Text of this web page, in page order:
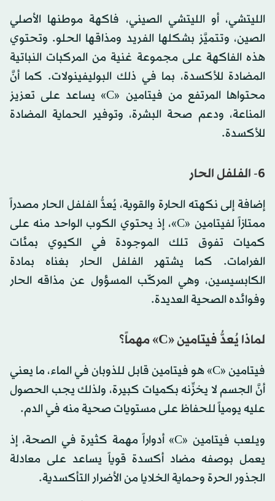
الليتشي، أو الليتشي الصيني، فاكهة موطنها الأصلي
الصين، وتتميَّز بشكلها الفريد ومذاقها الحلو. وتحتوي
هذه الفاكهة على مجموعة غنية من المركبات النباتية
المضادة للأكسدة، بما في ذلك البوليفينولات. كما أنَّ
محتواها المرتفع من فيتامين «C» يساعد على تعزيز
المناعة، ودعم صحة البشرة، وتوفير الحماية المضادة
للأكسدة.
6- الفلفل الحار
إضافة إلى نكهته الحارة والقوية، يُعدُّ الفلفل الحار مصدراً
ممتازاً لفيتامين «C»، إذ يحتوي الكوب الواحد منه على
كميات تفوق تلك الموجودة في الكيوي بمئات
الغرامات. كما يشتهر الفلفل الحار بغناه بمادة
الكابسيسين، وهي المركّب المسؤول عن مذاقه الحار
وفوائده الصحية العديدة.
لماذا يُعدُّ فيتامين «C» مهماً؟
فيتامين «C» هو فيتامين قابل للذوبان في الماء، ما يعني
أنَّ الجسم لا يخزِّنه بكميات كبيرة، ولذلك يجب الحصول
عليه يومياً للحفاظ على مستويات صحية منه في الدم.
ويلعب فيتامين «C» أدواراً مهمة كثيرة في الصحة، إذ
يعمل بوصفه مضاد أكسدة قوياً يساعد على معادلة
الجذور الحرة وحماية الخلايا من الأضرار التأكسدية.